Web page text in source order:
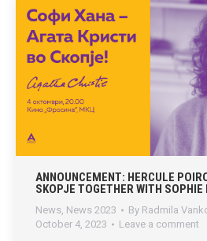
ANNOUNCEMENT: HERCULE
SKOPJE TOGETHER WITH SOPHIE
News, News 2023 By Radmila
October 4, 2023
Leave a comment